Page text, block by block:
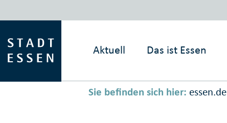
Aktuell Das ist Essen
Sie befinden sich hier: essen.de